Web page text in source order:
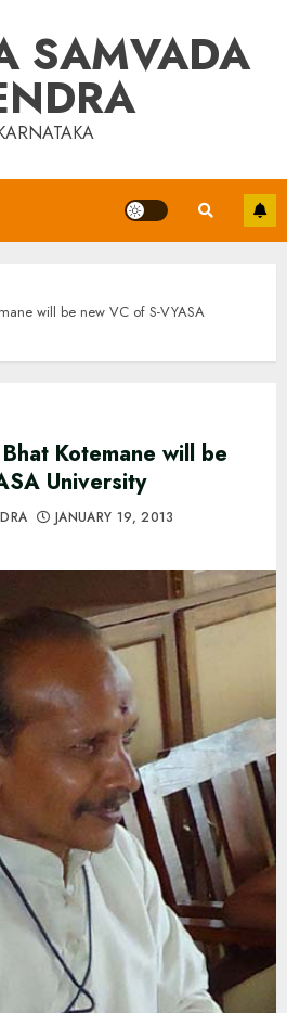
SAMVADA
will be new VC of S-VYASA
Kotemane will be
University
JANUARY 19, 2013